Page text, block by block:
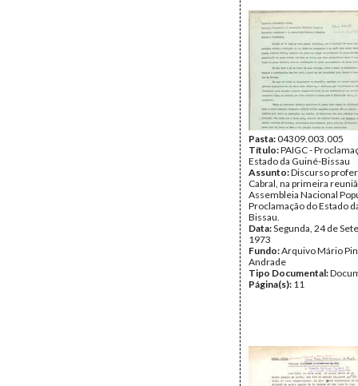
1973
Fundo:Arquivo Mário
Andrade
Tipo Documental:
Página(s):9
Pasta:04309.003.005
Título:PAIGC -
Estado da Guiné-Bissau
Assunto:Discurso
Cabral, na primeira
Assembleia Nacional
Proclamação do Estado
Bissau.
Data:Segunda, 24 de
1973
Fundo:Arquivo Mário
Andrade
Tipo Documental:
Página(s): 11